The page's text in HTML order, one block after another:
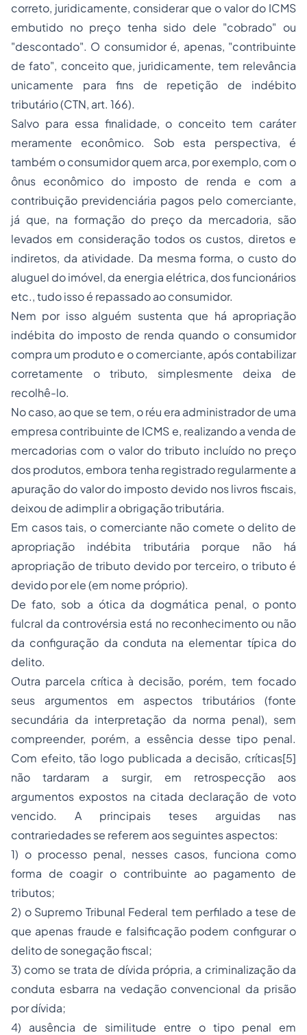
correto, juridicamente, considerar que o valor do ICMS
embutido no preço tenha sido dele "cobrado" ou
"descontado". O consumidor é, apenas, "contribuinte
de fato", conceito que, juridicamente, tem relevância
unicamente para fins de repetição de indébito
tributário (CTN, art. 166).
Salvo para essa finalidade, o conceito tem caráter
meramente econômico. Sob esta perspectiva, é
também o consumidor quem arca, por exemplo, com o
ônus econômico do imposto de renda e com a
contribuição previdenciária pagos pelo comerciante,
já que, na formação do preço da mercadoria, são
levados em consideração todos os custos, diretos e
indiretos, da atividade. Da mesma forma, o custo do
aluguel do imóvel, da energia elétrica, dos funcionários
etc., tudo isso é repassado ao consumidor.
Nem por isso alguém sustenta que há apropriação
indébita do imposto de renda quando o consumidor
compra um produto e o comerciante, após contabilizar
corretamente o tributo, simplesmente deixa de
recolhê-lo.
No caso, ao que se tem, o réu era administrador de uma
empresa contribuinte de ICMS e, realizando a venda de
mercadorias com o valor do tributo incluído no preço
dos produtos, embora tenha registrado regularmente a
apuração do valor do imposto devido nos livros fiscais,
deixou de adimplir a obrigação tributária.
Em casos tais, o comerciante não comete o delito de
apropriação indébita tributária porque não há
apropriação de tributo devido por terceiro, o tributo é
devido por ele (em nome próprio).
De fato, sob a ótica da dogmática penal, o ponto
fulcral da controvérsia está no reconhecimento ou não
da configuração da conduta na elementar típica do
delito.
Outra parcela crítica à decisão, porém, tem focado
seus argumentos em aspectos tributários (fonte
secundária da interpretação da norma penal), sem
compreender, porém, a essência desse tipo penal.
Com efeito, tão logo publicada a decisão, críticas[5]
não tardaram a surgir, em retrospecção aos
argumentos expostos na citada declaração de voto
vencido. A principais teses arguidas nas
contrariedades se referem aos seguintes aspectos:
1) o processo penal, nesses casos, funciona como
forma de coagir o contribuinte ao pagamento de
tributos;
2) o Supremo Tribunal Federal tem perfilado a tese de
que apenas fraude e falsificação podem configurar o
delito de sonegação fiscal;
3) como se trata de dívida própria, a criminalização da
conduta esbarra na vedação convencional da prisão
por dívida;
4) ausência de similitude entre o tipo penal em